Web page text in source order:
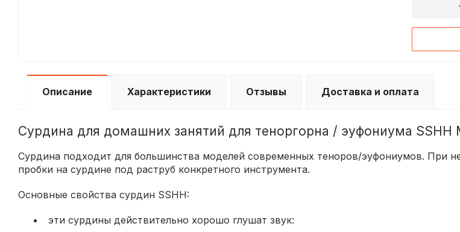
Описание Характеристики Отзывы Доставка и оплата
Сурдина для домашних занятий для теноргорна / эуфониума SSHH
Сурдина подходит для большинства моделей современных теноров/эуфониумов. При
пробки на сурдине под раструб конкретного инструмента.
Основные свойства сурдин SSHH:
эти сурдины действительно хорошо глушат звук: